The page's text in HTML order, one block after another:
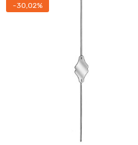
-30,02%